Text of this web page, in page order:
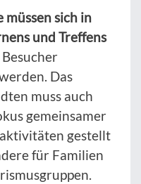
sich in
und Treffens
Das
muss auch
gemeinsamer
gestellt
für Familien